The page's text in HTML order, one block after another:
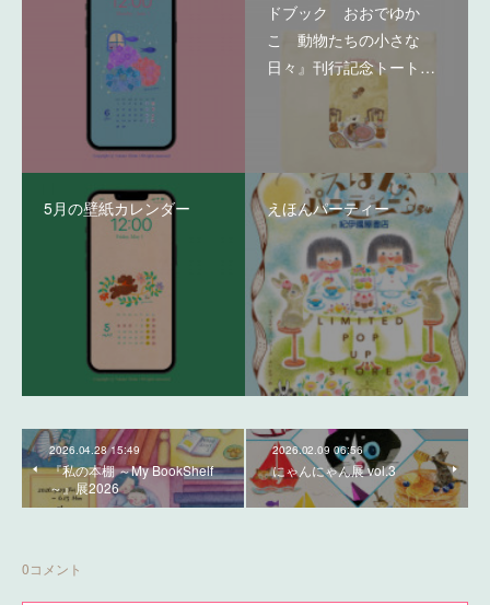
ドブック おおでゆか
こ 動物たちの小さな
日々』刊行記念トート…
5月の壁紙カレンダー えほんパーティー
2026.04.28 15:49
『私の本棚 ～My BookShelf
～』展2026
2026.02.09 06:56
にゃんにゃん展 vol.3
0コメント